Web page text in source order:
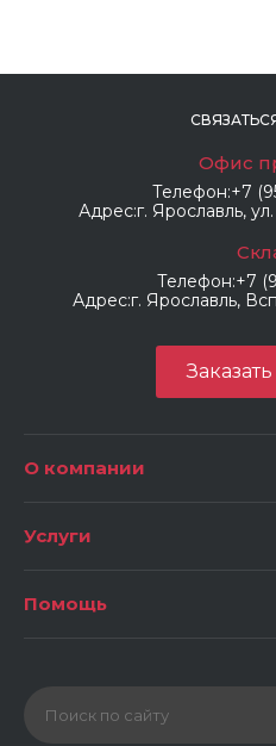
Офис
Телефон:+7
Адрес:г. Ярославль,
Телефон:+7
Адрес:г. Ярославль,
О компании
Услуги
Помощь